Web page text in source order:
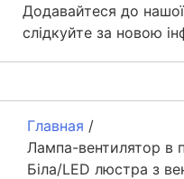
Додавайтеся до
слідкуйте за новою
Главная /
Лампа-вентилятор в
Біла/LED люстра з